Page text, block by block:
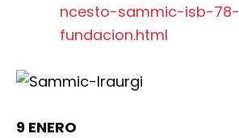
ncesto-sammic-isb-78-
fundacion.html
9 ENERO